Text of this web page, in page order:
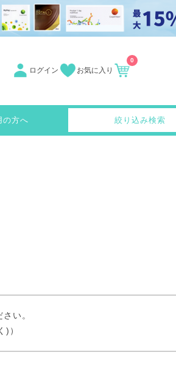
ログイン お気に入り
0
の方へ 絞り込み検索
い。
）